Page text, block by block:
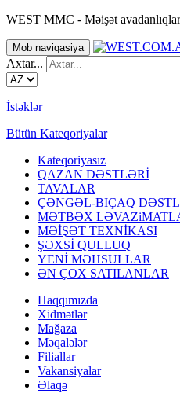
WEST MMC - Məişət
Mob naviqasiya
Axtar...
İstəklər
Bütün Kateqoriyalar
Kateqoriyasız
QAZAN DƏSTLƏRİ
TAVALAR
ÇƏNGƏL-BIÇAQ
MƏTBƏX
MƏİŞƏT TEXNİKASI
ŞƏXSİ QULLUQ
YENİ MƏHSULLAR
ƏN ÇOX SATILANLAR
Haqqımızda
Xidmətlər
Mağaza
Məqalələr
Filiallar
Vakansiyalar
Əlaqə